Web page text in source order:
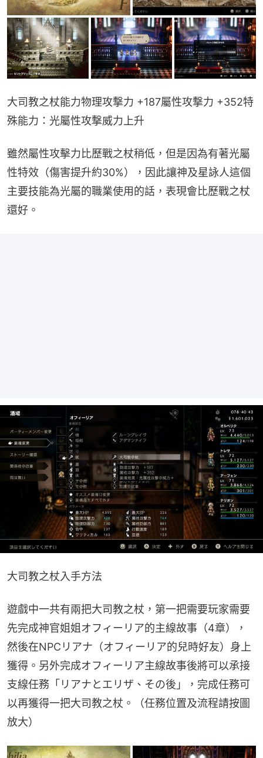
大司教之杖能力物理攻撃力 +187屬性攻撃力 +352特
殊能力：光屬性攻撃威力上升
雖然屬性攻擊力比歷戰之杖稍低，但是因為有著光屬
性特效（傷害提升約30%），因此讓神及星詠人這個
主要技能為光屬的職業使用的話，表現會比歷戰之杖
還好。
大司教之杖入手方法
遊戲中一共有兩把大司教之杖，第一把需要玩家需要
先完成神官姐姐オフィーリア的主線故事（4章），
然後在NPCリアナ（オフィーリア的兒時好友）身上
獲得。另外完成オフィーリア主線故事後將可以承接
支線任務「リアナとエリザ、その後」，完成任務可
以再獲得一把大司教之杖。（任務位置及流程請按圖
放大）